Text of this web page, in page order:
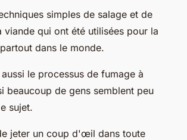
simples de salage et de
viande qui ont été utilisées pour la
dans le monde.
le processus de fumage à
beaucoup de gens semblent peu
sujet.
jeter un coup d'œil dans toute